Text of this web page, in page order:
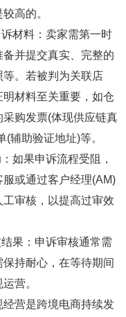
高的。
料：卖家需第一时
并提交真实、完整的
。若被判为关联店
材料至关重要，如仓
购发票(体现供应链真
辅助验证地址)等。
果申诉流程受阻，
或通过客户经理(AM)
审核，以提高过审效
：申诉审核通常需
持耐心，在等待期间
营。
营是跨境电商持续发